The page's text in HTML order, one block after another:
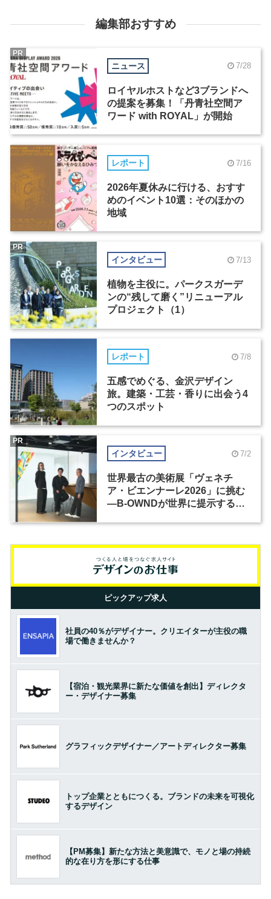
編集部おすすめ
ニュース 7/28
ロイヤルホストなど3ブランドへ
の提案を募集！「丹青社空間ア
ワード with ROYAL」が開始
PR
レポート 7/16
2026年夏休みに行ける、おすす
めのイベント10選：そのほかの
地域
インタビュー 7/13
植物を主役に。パークスガーデ
ンの“残して磨く”リニューアル
プロジェクト（1）
PR
レポート 7/8
五感でめぐる、金沢デザイン
旅。建築・工芸・香りに出会う4
つのスポット
インタビュー 7/2
世界最古の美術展「ヴェネチ
ア・ビエンナーレ2026」に挑む
―B-OWNDが世界に提示する美
PR
ピックアップ求人
社員の40％がデザイナー。クリエイターが主役の職
場で働きませんか？
【宿泊・観光業界に新たな価値を創出】ディレクタ
ー・デザイナー募集
グラフィックデザイナー／アートディレクター募集
トップ企業とともにつくる。ブランドの未来を可視化
するデザイン
【PM募集】新たな方法と美意識で、モノと場の持続
的な在り方を形にする仕事